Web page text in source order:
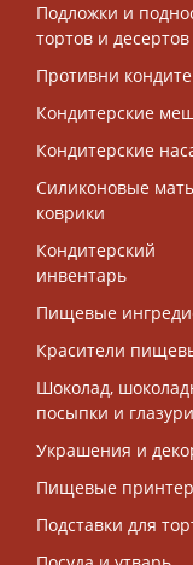
Подложки и
тортов и десертов
Противни
Кондитерские
Кондитерские
Силиконовые
коврики
Кондитерский
инвентарь
Пищевые
Красители
Шоколад,
посыпки и глазури
Украшения и
Пищевые
Подставки для